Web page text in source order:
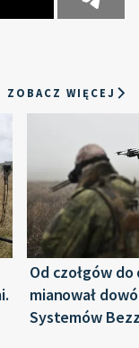
ZOBACZ WIĘCEJ
Od czołgów
mianował
Systemów